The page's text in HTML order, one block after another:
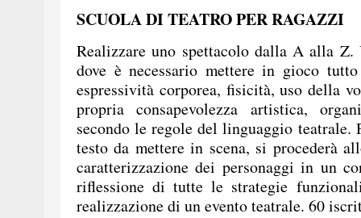
SCUOLA DI TEATRO PER RAGAZZI
Realizzare uno spettacolo dalla A alla
dove è necessario mettere in gioco
espressività corporea, fisicità, uso della
propria consapevolezza artistica,
secondo le regole del linguaggio teatrale.
testo da mettere in scena, si procederà
caratterizzazione dei personaggi in un
riflessione di tutte le strategie
realizzazione di un evento teatrale. 60